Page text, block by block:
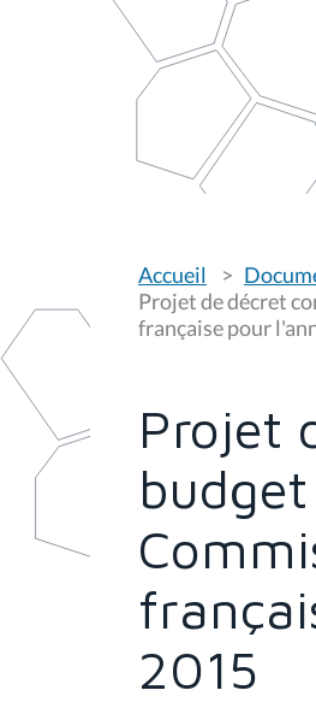
o
u
s
ê
:
Accueil
Projet de décret
française pour
Projet
2015